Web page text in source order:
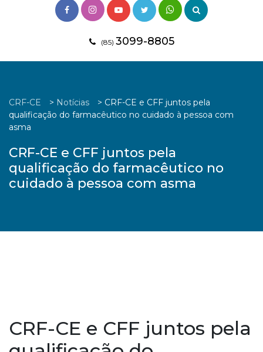
(85) 3099-8805
CRF-CE > Notícias > CRF-CE e CFF juntos pela
qualificação do farmacêutico no cuidado à pessoa com
asma
CRF-CE e CFF juntos pela
qualificação do farmacêutico no
cuidado à pessoa com asma
CRF-CE e CFF juntos pela